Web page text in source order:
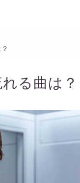
る曲は？